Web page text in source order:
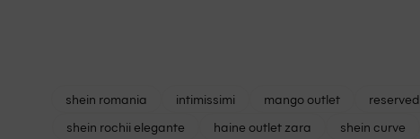
shein romania intimissimi mango outlet reserved
shein rochii elegante
haine outlet zara shein curve